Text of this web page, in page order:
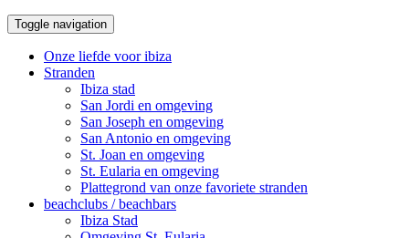
Toggle navigation
Onze liefde voor ibiza
Stranden
Ibiza stad
San Jordi en omgeving
San Joseph en omgeving
San Antonio en omgeving
St. Joan en omgeving
St. Eularia en omgeving
Plattegrond van onze favoriete stranden
beachclubs / beachbars
Ibiza Stad